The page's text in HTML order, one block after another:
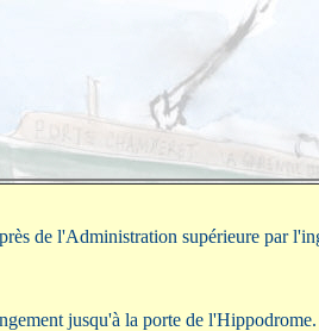
de l'Administration supérieure par
jusqu'à la porte de l'Hippodrome.